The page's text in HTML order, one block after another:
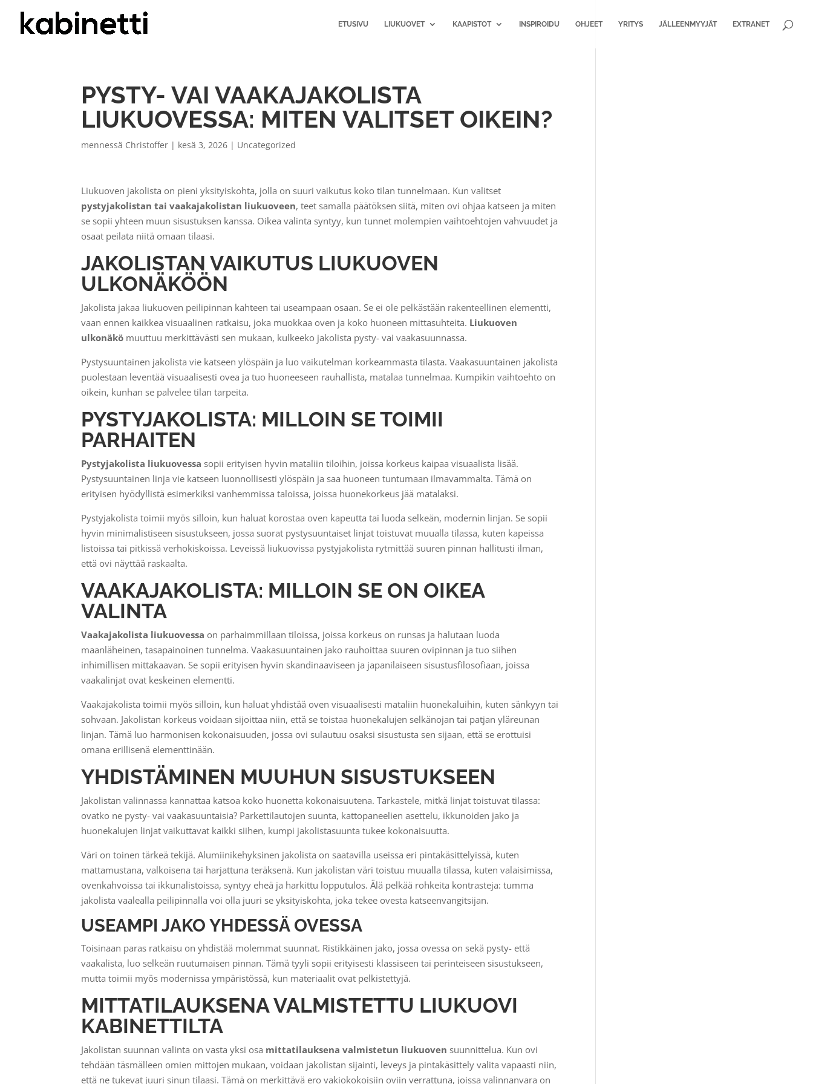
ETUSIVU LIUKUOVET KAAPISTOT INSPIROIDU OHJEET YRITYS JÄLLEENMYYJÄT EXTRANET
PYSTY- VAI VAAKAJAKOLISTA
LIUKUOVESSA: MITEN VALITSET OIKEIN?
mennessä Christoffer | kesä 3, 2026 | Uncategorized
Liukuoven jakolista on pieni yksityiskohta, jolla on suuri vaikutus koko tilan tunnelmaan. Kun valitset
pystyjakolistan tai vaakajakolistan liukuoveen, teet samalla päätöksen siitä, miten ovi ohjaa katseen ja miten
se sopii yhteen muun sisustuksen kanssa. Oikea valinta syntyy, kun tunnet molempien vaihtoehtojen vahvuudet ja
osaat peilata niitä omaan tilaasi.
JAKOLISTAN VAIKUTUS LIUKUOVEN
ULKONÄKÖÖN
Jakolista jakaa liukuoven peilipinnan kahteen tai useampaan osaan. Se ei ole pelkästään rakenteellinen elementti,
vaan ennen kaikkea visuaalinen ratkaisu, joka muokkaa oven ja koko huoneen mittasuhteita. Liukuoven
ulkonäkö muuttuu merkittävästi sen mukaan, kulkeeko jakolista pysty- vai vaakasuunnassa.
Pystysuuntainen jakolista vie katseen ylöspäin ja luo vaikutelman korkeammasta tilasta. Vaakasuuntainen jakolista
puolestaan leventää visuaalisesti ovea ja tuo huoneeseen rauhallista, matalaa tunnelmaa. Kumpikin vaihtoehto on
oikein, kunhan se palvelee tilan tarpeita.
PYSTYJAKOLISTA: MILLOIN SE TOIMII
PARHAITEN
Pystyjakolista liukuovessa sopii erityisen hyvin mataliin tiloihin, joissa korkeus kaipaa visuaalista lisää.
Pystysuuntainen linja vie katseen luonnollisesti ylöspäin ja saa huoneen tuntumaan ilmavammalta. Tämä on
erityisen hyödyllistä esimerkiksi vanhemmissa taloissa, joissa huonekorkeus jää matalaksi.
Pystyjakolista toimii myös silloin, kun haluat korostaa oven kapeutta tai luoda selkeän, modernin linjan. Se sopii
hyvin minimalistiseen sisustukseen, jossa suorat pystysuuntaiset linjat toistuvat muualla tilassa, kuten kapeissa
listoissa tai pitkissä verhokiskoissa. Leveissä liukuovissa pystyjakolista rytmittää suuren pinnan hallitusti ilman,
että ovi näyttää raskaalta.
VAAKAJAKOLISTA: MILLOIN SE ON OIKEA
VALINTA
Vaakajakolista liukuovessa on parhaimmillaan tiloissa, joissa korkeus on runsas ja halutaan luoda
maanläheinen, tasapainoinen tunnelma. Vaakasuuntainen jako rauhoittaa suuren ovipinnan ja tuo siihen
inhimillisen mittakaavan. Se sopii erityisen hyvin skandinaaviseen ja japanilaiseen sisustusfilosofiaan, joissa
vaakalinjat ovat keskeinen elementti.
Vaakajakolista toimii myös silloin, kun haluat yhdistää oven visuaalisesti mataliin huonekaluihin, kuten sänkyyn tai
sohvaan. Jakolistan korkeus voidaan sijoittaa niin, että se toistaa huonekalujen selkänojan tai patjan yläreunan
linjan. Tämä luo harmonisen kokonaisuuden, jossa ovi sulautuu osaksi sisustusta sen sijaan, että se erottuisi
omana erillisenä elementtinään.
YHDISTÄMINEN MUUHUN SISUSTUKSEEN
Jakolistan valinnassa kannattaa katsoa koko huonetta kokonaisuutena. Tarkastele, mitkä linjat toistuvat tilassa:
ovatko ne pysty- vai vaakasuuntaisia? Parkettilautojen suunta, kattopaneelien asettelu, ikkunoiden jako ja
huonekalujen linjat vaikuttavat kaikki siihen, kumpi jakolistasuunta tukee kokonaisuutta.
Väri on toinen tärkeä tekijä. Alumiinikehyksinen jakolista on saatavilla useissa eri pintakäsittelyissä, kuten
mattamustana, valkoisena tai harjattuna teräksenä. Kun jakolistan väri toistuu muualla tilassa, kuten valaisimissa,
ovenkahvoissa tai ikkunalistoissa, syntyy eheä ja harkittu lopputulos. Älä pelkää rohkeita kontrasteja: tumma
jakolista vaalealla peilipinnalla voi olla juuri se yksityiskohta, joka tekee ovesta katseenvangitsijan.
USEAMPI JAKO YHDESSÄ OVESSA
Toisinaan paras ratkaisu on yhdistää molemmat suunnat. Ristikkäinen jako, jossa ovessa on sekä pysty- että
vaakalista, luo selkeän ruutumaisen pinnan. Tämä tyyli sopii erityisesti klassiseen tai perinteiseen sisustukseen,
mutta toimii myös modernissa ympäristössä, kun materiaalit ovat pelkistettyjä.
MITTATILAUKSENA VALMISTETTU LIUKUOVI
KABINETTILTA
Jakolistan suunnan valinta on vasta yksi osa mittatilauksena valmistetun liukuoven suunnittelua. Kun ovi
tehdään täsmälleen omien mittojen mukaan, voidaan jakolistan sijainti, leveys ja pintakäsittely valita vapaasti niin,
että ne tukevat juuri sinun tilaasi. Tämä on merkittävä ero vakiokokoisiin oviin verrattuna, joissa valinnanvara on